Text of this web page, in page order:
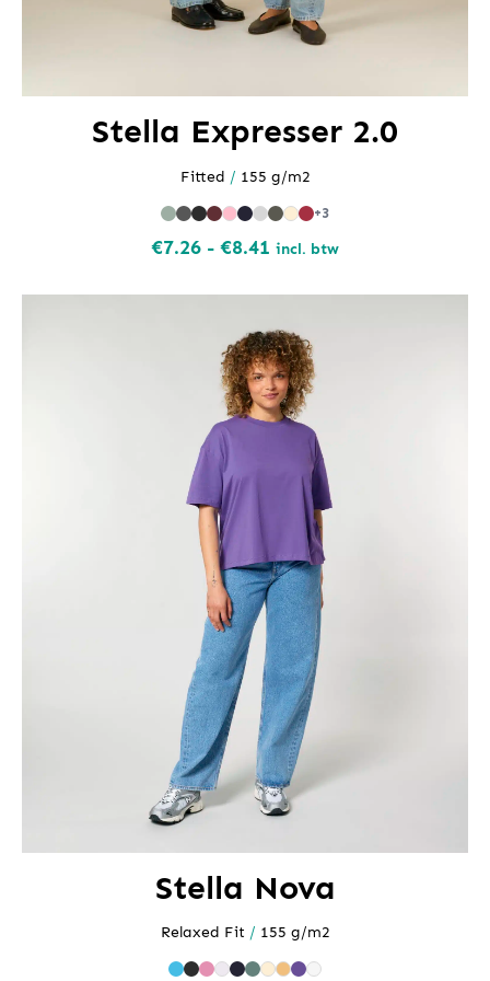
Stella Expresser 2.0
Fitted / 155 g/m2
+3
€7.26 - €8.41 Prijsklasse:
€8.41
incl. btw
Stella Nova
Relaxed Fit / 155 g/m2